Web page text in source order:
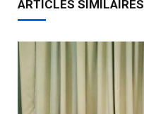
ARTICLES SIMILAIRES